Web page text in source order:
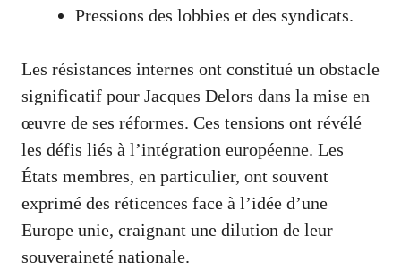
Pressions des lobbies et des syndicats.
Les résistances internes ont constitué un obstacle
significatif pour Jacques Delors dans la mise en
œuvre de ses réformes. Ces tensions ont révélé
les défis liés à l’intégration européenne. Les
États membres, en particulier, ont souvent
exprimé des réticences face à l’idée d’une
Europe unie, craignant une dilution de leur
souveraineté nationale.